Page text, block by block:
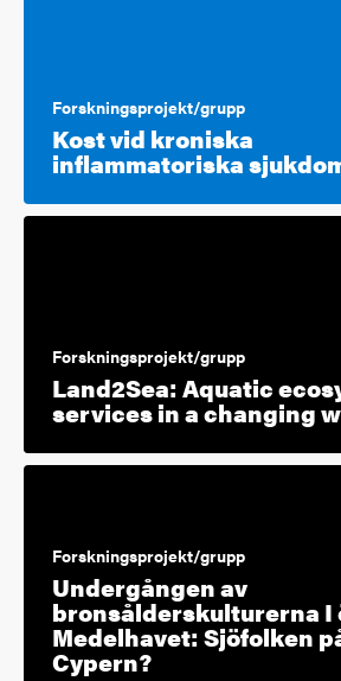
Forskningsprojekt/grupp
Kost vid kroniska
inflammatoriska
Forskningsprojekt/grupp
Land2Sea: Aquatic
services in a changing
Forskningsprojekt/grupp
Undergången av
bronsålderskulturerna I
Medelhavet: Sjöfolken
Cypern?